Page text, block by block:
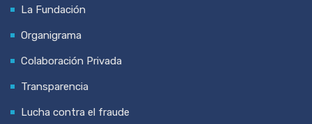
La Fundación
Organigrama
Colaboración Privada
Transparencia
Lucha contra el fraude